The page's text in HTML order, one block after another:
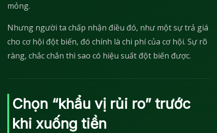
mỏng.
Nhưng người ta chấp nhận điều đó, như một sự trả giá
cho cơ hội đột biến, đó chính là chi phí của cơ hội. Sự rõ
ràng, chắc chắn thì sao có hiệu suất đột biến được.
Chọn “khẩu vị rủi ro” trước
khi xuống tiền